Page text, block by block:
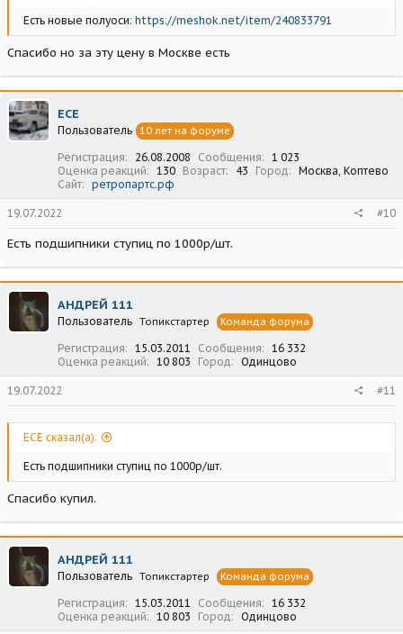
Есть новые полуоси: https://meshok.net/item/240833791
Спасибо но за эту цену в Москве есть
ECE
Пользователь 10 лет на форуме
Регистрация 26.08.2008 Сообщения
1 023
Оценка реакций
130 Возраст 43 Город
Москва, Коптево
Сайт
ретропартс.рф
19.07.2022 #10
Есть подшипники ступиц по 1000р/шт.
АНДРЕЙ 111
Пользователь Топикстартер Команда форума
Регистрация 15.03.2011 Сообщения
16 332
Оценка реакций
10 803 Город Одинцово
19.07.2022 #11
ECE сказал(а):
Есть подшипники ступиц по 1000р/шт.
Спасибо купил.
АНДРЕЙ 111
Пользователь Топикстартер Команда форума
Регистрация 15.03.2011 Сообщения
16 332
Оценка реакций
10 803 Город Одинцово